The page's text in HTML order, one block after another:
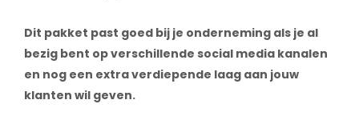
Dit pakket past goed bij je onderneming als je al
bezig bent op verschillende social media kanalen
en nog een extra verdiepende laag aan jouw
klanten wil geven.